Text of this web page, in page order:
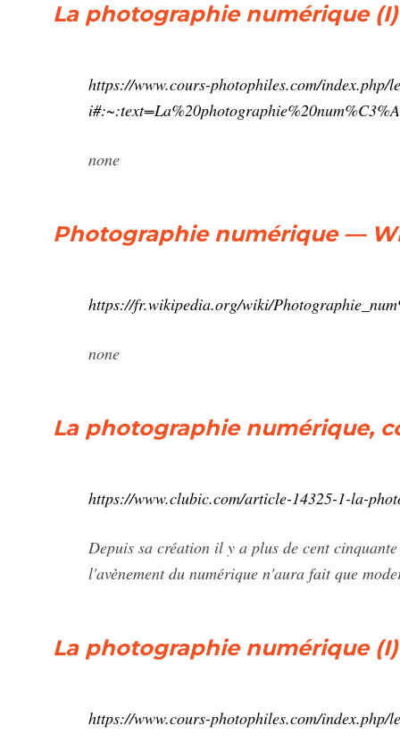
La photographie numérique (I)
https://www.cours-photophiles.com/index.php/
none
Photographie numérique —
https://fr.wikipedia.org/wiki/
none
La photographie numérique,
https://www.clubic.com/article-14325-1-la-
Depuis sa création il y a plus de cent
l'avènement du numérique n'aura fait que
La photographie numérique (I)
https://www.cours-photophiles.com/index.php/